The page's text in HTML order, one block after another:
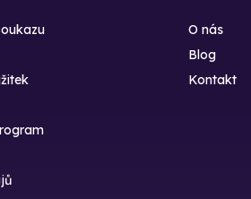
O nás
Blog
Kontakt